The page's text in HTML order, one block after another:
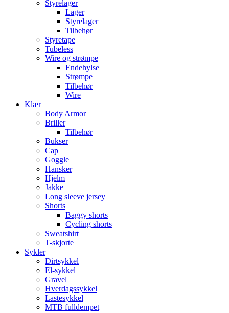
Styrelager
Lager
Styrelager
Tilbehør
Styretape
Tubeless
Wire og strømpe
Endehylse
Strømpe
Tilbehør
Wire
Klær
Body Armor
Briller
Tilbehør
Bukser
Cap
Goggle
Hansker
Hjelm
Jakke
Long sleeve jersey
Shorts
Baggy shorts
Cycling shorts
Sweatshirt
T-skjorte
Sykler
Dirtsykkel
El-sykkel
Gravel
Hverdagssykkel
Lastesykkel
MTB fulldempet